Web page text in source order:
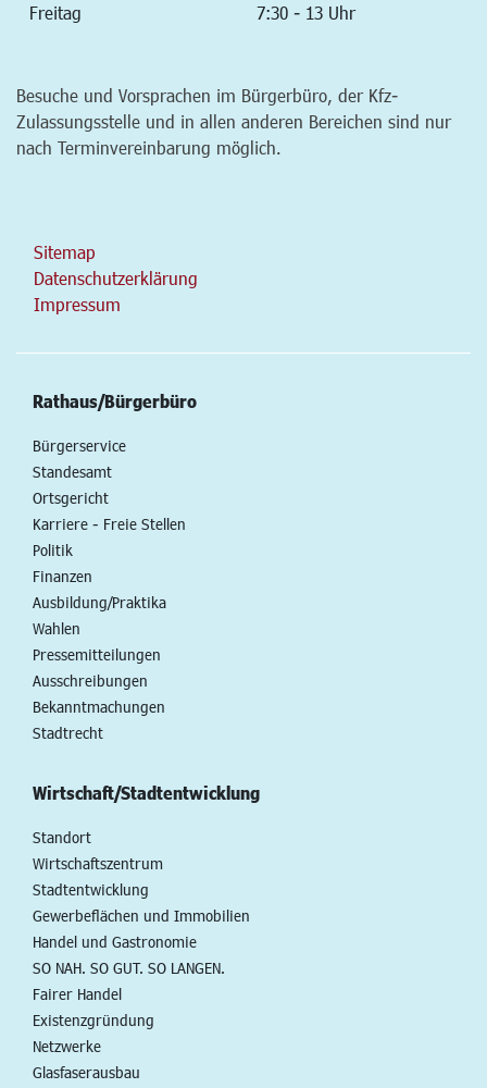
Freitag 7:30 - 13 Uhr
Besuche und Vorsprachen im Bürgerbüro, der Kfz-
Zulassungsstelle und in allen anderen Bereichen sind nur
nach Terminvereinbarung möglich.
Sitemap
Datenschutzerklärung
Impressum
Rathaus/Bürgerbüro
Bürgerservice
Standesamt
Ortsgericht
Karriere - Freie Stellen
Politik
Finanzen
Ausbildung/Praktika
Wahlen
Pressemitteilungen
Ausschreibungen
Bekanntmachungen
Stadtrecht
Wirtschaft/Stadtentwicklung
Standort
Wirtschaftszentrum
Stadtentwicklung
Gewerbeflächen und Immobilien
Handel und Gastronomie
SO NAH. SO GUT. SO LANGEN.
Fairer Handel
Existenzgründung
Netzwerke
Glasfaserausbau